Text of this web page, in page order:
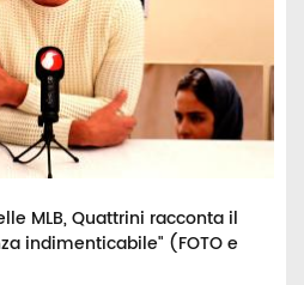
MLB, Quattrini racconta il
indimenticabile" (FOTO e